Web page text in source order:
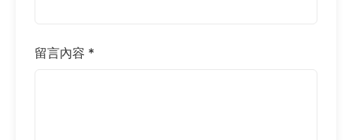
留言內容 *